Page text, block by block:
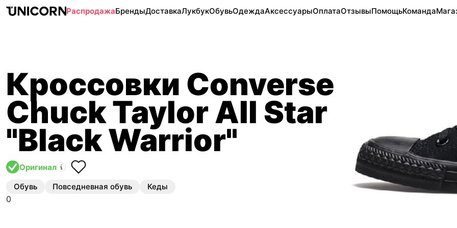
РаспродажаБрендыДоставкаЛукбукОбувьОдеждаАксессуарыОплатаОтзывыПомощьКоманда
Кроссовки Converse
Chuck Taylor All Star
"Black Warrior"
Оригинал
Обувь Повседневная обувь Кеды
0